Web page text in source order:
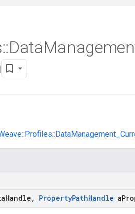
::Data
Handle , PropertyPathHandle a